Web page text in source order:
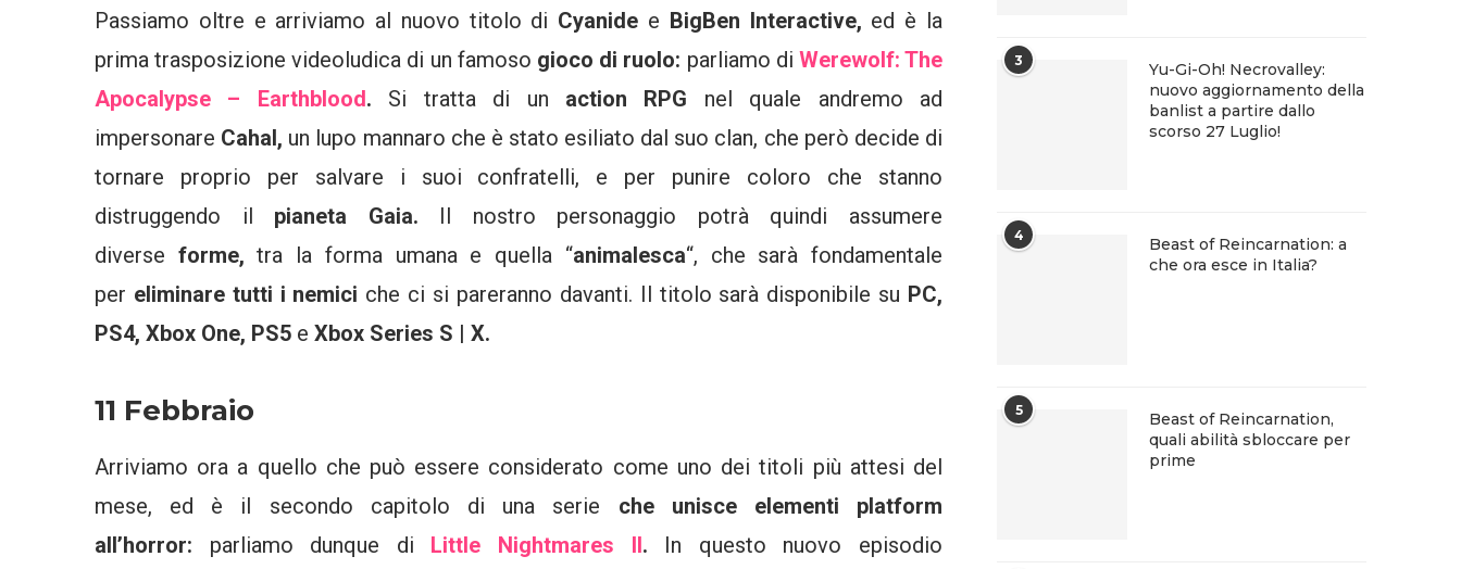
Passiamo oltre e arriviamo al nuovo titolo di Cyanide e BigBen Interactive, ed è la
prima trasposizione videoludica di un famoso gioco di ruolo: parliamo di Werewolf: The
Apocalypse – Earthblood. Si tratta di un action RPG nel quale andremo ad
impersonare Cahal, un lupo mannaro che è stato esiliato dal suo clan, che però decide di
tornare proprio per salvare i suoi confratelli, e per punire coloro che stanno
distruggendo il pianeta Gaia. Il nostro personaggio potrà quindi assumere
diverse forme,tra la forma umana e quella “animalesca“, che sarà fondamentale
per eliminare tutti i nemici che ci si pareranno davanti. Il titolo sarà disponibile su PC,
PS4, Xbox One, PS5 e Xbox Series S | X.
11 Febbraio
Arriviamo ora a quello che può essere considerato come uno dei titoli più attesi del
mese, ed è il secondo capitolo di una serie che unisce elementi platform
all’horror: parliamo dunque di Little Nightmares II. In questo nuovo episodio
3
Yu-Gi-Oh! Necrovalley:
nuovo aggiornamento della
banlist a partire dallo
scorso 27 Luglio!
4
Beast of Reincarnation: a
che ora esce in Italia?
5
Beast of Reincarnation,
quali abilità sbloccare per
prime